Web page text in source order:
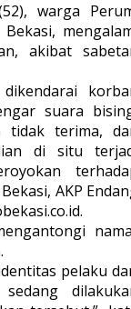
warga
akibat
suara
tidak terima,
di situ
AKP
pelaku